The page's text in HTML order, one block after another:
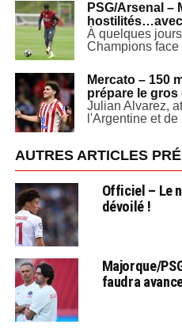
PSG/Arsenal –
À quelques
Champions face
Mercato – 150
prépare le gros
Julian Alvarez,
l'Argentine et
AUTRES ARTICLES
Officiel – Le
dévoilé !
Majorque/
faudra